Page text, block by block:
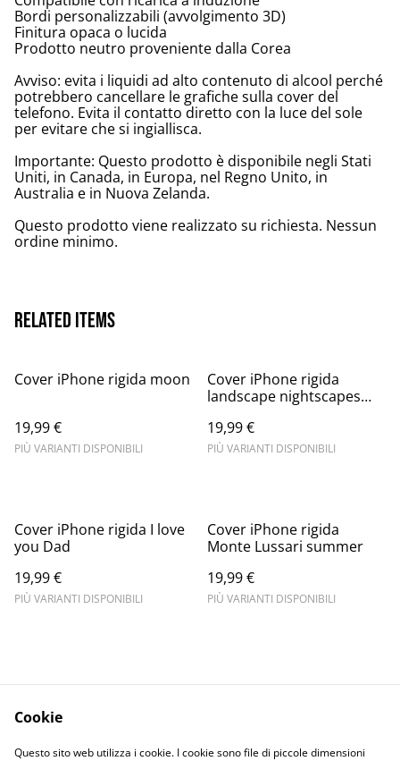
Bordi personalizzabili (avvolgimento 3D)
Finitura opaca o lucida
Prodotto neutro proveniente dalla Corea
Avviso: evita i liquidi ad alto contenuto di alcool perché
potrebbero cancellare le grafiche sulla cover del
telefono. Evita il contatto diretto con la luce del sole
per evitare che si ingiallisca.
Importante: Questo prodotto è disponibile negli Stati
Uniti, in Canada, in Europa, nel Regno Unito, in
Australia e in Nuova Zelanda.
Questo prodotto viene realizzato su richiesta. Nessun
ordine minimo.
Related items
Cover iPhone rigida moon
19,99 €
PIÙ VARIANTI DISPONIBILI
Cover iPhone rigida
landscape nightscapes
19,99 €
PIÙ VARIANTI DISPONIBILI
Cover iPhone rigida I love
you Dad
19,99 €
PIÙ VARIANTI DISPONIBILI
Cover iPhone rigida
Monte Lussari summer
19,99 €
PIÙ VARIANTI DISPONIBILI
Informativa sulla
Terms and
Cookie
Questo sito web utilizza i cookie. I cookie sono file di piccole dimensioni